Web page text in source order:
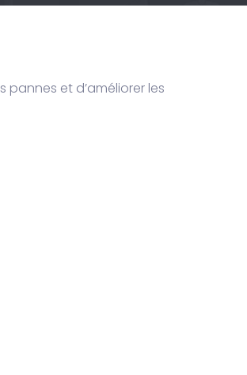
et d’améliorer les